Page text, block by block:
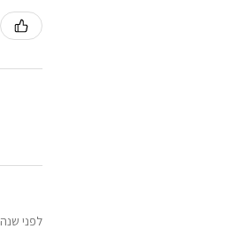
לפני שנה